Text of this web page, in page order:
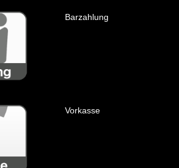
Barzahlung
Vorkasse